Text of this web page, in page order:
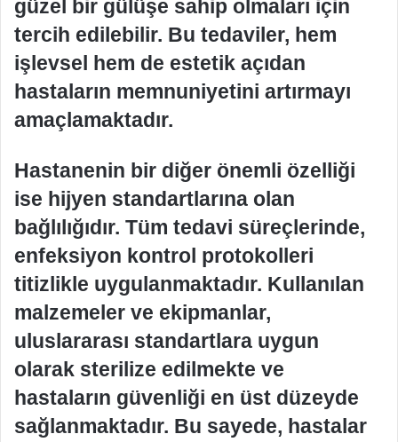
güzel bir gülüşe sahip olmaları için
tercih edilebilir. Bu tedaviler, hem
işlevsel hem de estetik açıdan
hastaların memnuniyetini artırmayı
amaçlamaktadır.
Hastanenin bir diğer önemli özelliği
ise hijyen standartlarına olan
bağlılığıdır. Tüm tedavi süreçlerinde,
enfeksiyon kontrol protokolleri
titizlikle uygulanmaktadır. Kullanılan
malzemeler ve ekipmanlar,
uluslararası standartlara uygun
olarak sterilize edilmekte ve
hastaların güvenliği en üst düzeyde
sağlanmaktadır. Bu sayede, hastalar